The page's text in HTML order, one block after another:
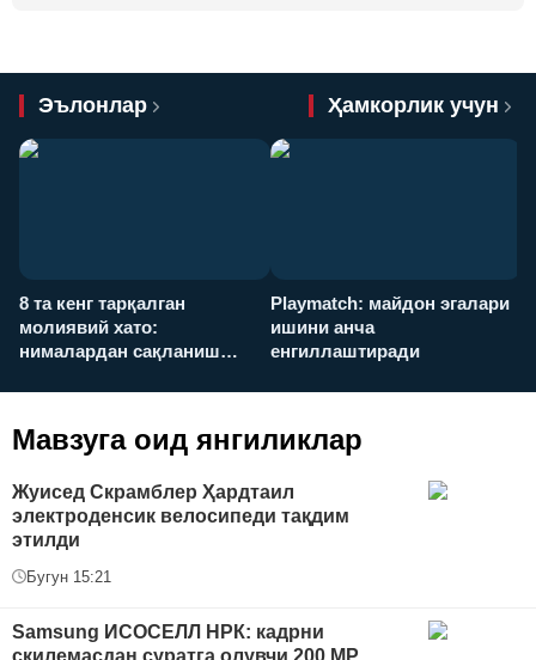
Эълонлар Ҳамкорлик учун
8 та кенг тарқалган
молиявий хато:
нималардан сақланиш
Playmatch: майдон эгалари
ишини анча
енгиллаштиради
Мавзуга оид янгиликлар
Жуисед Скрамблер Ҳардтаил
электроденсик велосипеди тақдим
этилди
Бугун 15:21
Samsung ИСОСEЛЛ HPК: кадрни
скилемасдан суратга олувчи 200 MP